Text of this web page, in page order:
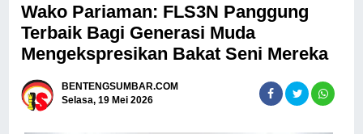
Wako Pariaman: FLS3N Panggung
Terbaik Bagi Generasi Muda
Mengekspresikan Bakat Seni Mereka
BENTENGSUMBAR.COM
Selasa, 19 Mei 2026